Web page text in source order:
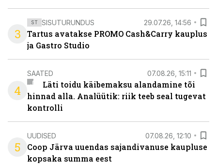
3
ST SISUTURUNDUS 29.07.26, 14:56
Tartus avatakse PROMO Cash&Carry kauplus
ja Gastro Studio
4
SAATED 07.08.26, 15:11
Läti toidu käibemaksu alandamine tõi
hinnad alla. Analüütik: riik teeb seal tugevat
kontrolli
5
UUDISED 07.08.26, 12:10
Coop Järva uuendas sajandivanuse kaupluse
kopsaka summa eest